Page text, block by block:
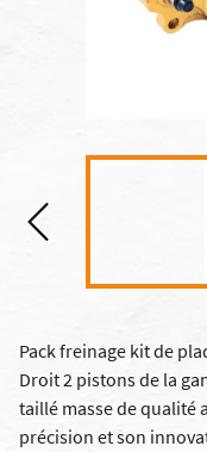
Pack freinage kit de
Droit 2 pistons de la
taillé masse de qualité
précision et son